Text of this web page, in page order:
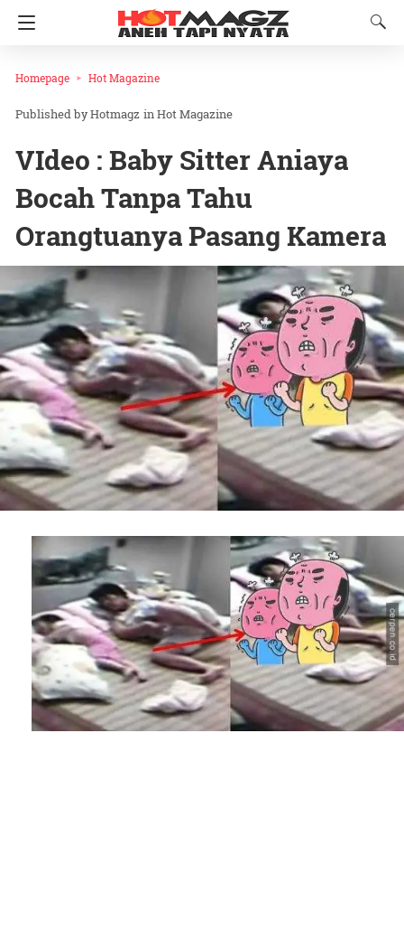
Homepage Hot Magazine
Hotmagz inHot Magazine
VIdeo : Baby Sitter Aniaya
Bocah Tanpa Tahu
Orangtuanya Pasang Kamera